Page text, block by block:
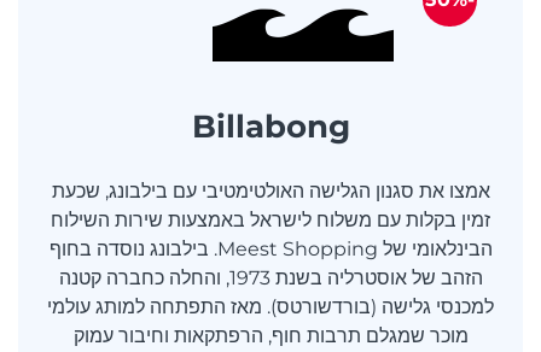
Billabong
אמצו את סגנון הגלישה האולטימטיבי עם בילבונג, שכעת
זמין בקלות עם משלוח לישראל באמצעות שירות השילוח
הבינלאומי של Meest Shopping. בילבונג נוסדה בחוף
הזהב של אוסטרליה בשנת 1973, והחלה כחברה קטנה
למכנסי גלישה (בורדשורטס). מאז התפתחה למותג עולמי
מוכר שמגלם תרבות חוף, הרפתקאות וחיבור עמוק